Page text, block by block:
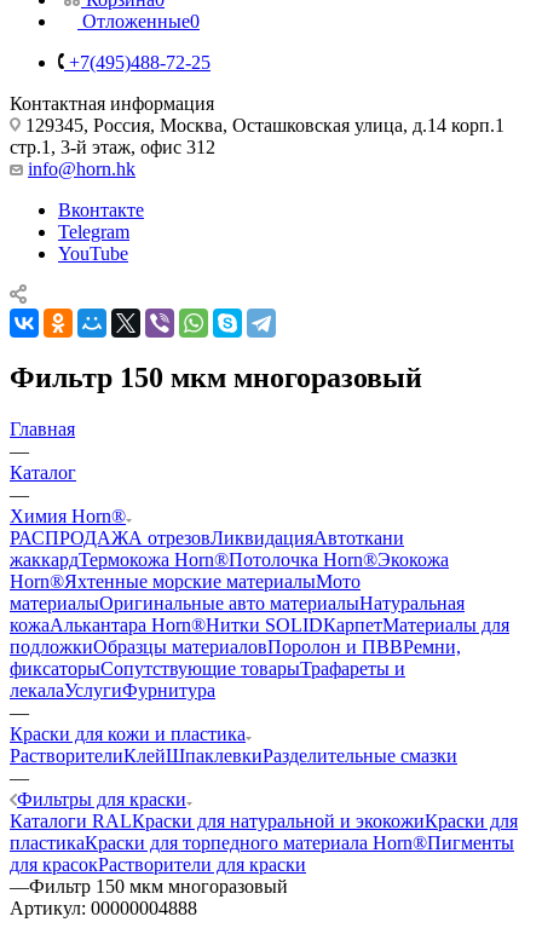
Отложенные0
+7(495)488-72-25
Контактная информация
129345, Россия, Москва, Осташковская улица, д.14 корп.1
стр.1, 3-й этаж, офис 312
info@horn.hk
Вконтакте
Telegram
YouTube
Фильтр 150 мкм многоразовый
Главная
—
Каталог
—
Химия Horn®
РАСПРОДАЖА отрезовЛиквидацияАвтоткани
жаккардТермокожа Horn®Потолочка Horn®Экокожа
Horn®Яхтенные морские материалыМото
материалыОригинальные авто материалыНатуральная
кожаАлькантара Horn®Нитки SOLIDКарпетМатериалы для
подложкиОбразцы материаловПоролон и ПВВРемни,
фиксаторыСопутствующие товарыТрафареты и
лекалаУслугиФурнитура
—
Краски для кожи и пластика
РастворителиКлейШпаклевкиРазделительные смазки
—
Фильтры для краски
Каталоги RALКраски для натуральной и экокожиКраски для
пластикаКраски для торпедного материала Horn®Пигменты
для красокРастворители для краски
—Фильтр 150 мкм многоразовый
Артикул: 00000004888